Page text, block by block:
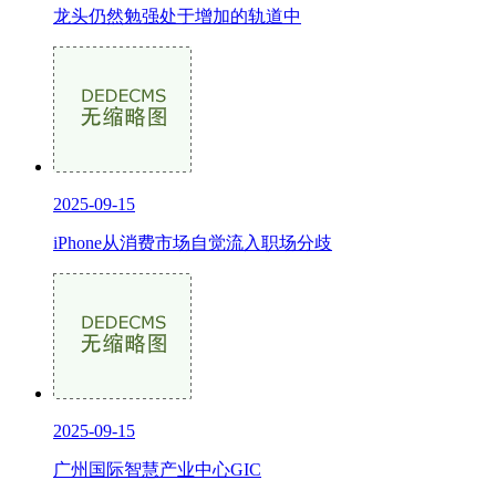
龙头仍然勉强处于增加的轨道中
2025-09-15
iPhone从消费市场自觉流入职场分歧
2025-09-15
广州国际智慧产业中心GIC